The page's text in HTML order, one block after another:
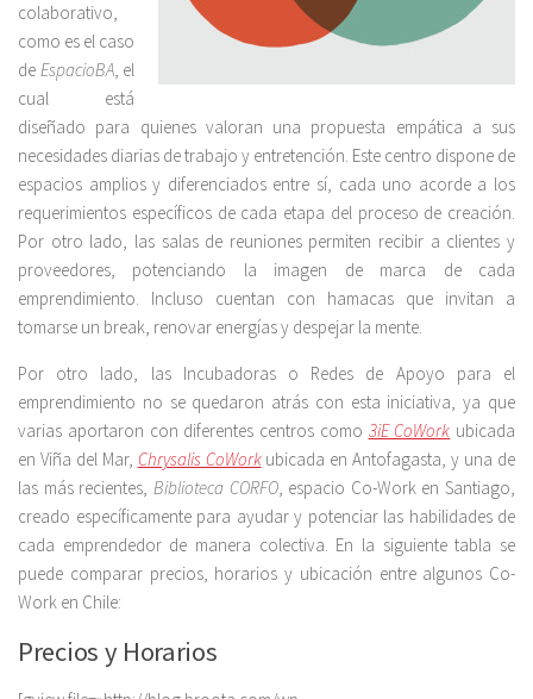
colaborativo,
como es el caso
de EspacioBA, el
cual está
diseñado para quienes valoran una propuesta empática a sus
necesidades diarias de trabajo y entretención. Este centro dispone de
espacios amplios y diferenciados entre sí, cada uno acorde a los
requerimientos específicos de cada etapa del proceso de creación.
Por otro lado, las salas de reuniones permiten recibir a clientes y
proveedores, potenciando la imagen de marca de cada
emprendimiento. Incluso cuentan con hamacas que invitan a
tomarse un break, renovar energías y despejar la mente.
Por otro lado, las Incubadoras o Redes de Apoyo para el
emprendimiento no se quedaron atrás con esta iniciativa, ya que
varias aportaron con diferentes centros como 3iE CoWork ubicada
en Viña del Mar, Chrysalis CoWorkubicada en Antofagasta, y una de
las más recientes, Biblioteca CORFO, espacio Co-Work en Santiago,
creado específicamente para ayudar y potenciar las habilidades de
cada emprendedor de manera colectiva. En la siguiente tabla se
puede comparar precios, horarios y ubicación entre algunos Co-
Work en Chile:
Precios y Horarios